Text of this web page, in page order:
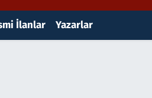
İlanlar Yazarlar